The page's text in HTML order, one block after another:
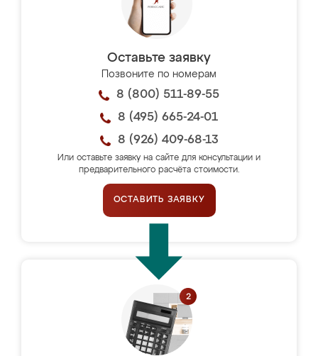
Оставьте заявку
Позвоните по номерам
8 (800) 511-89-55
8 (495) 665-24-01
8 (926) 409-68-13
Или оставьте заявку на сайте для консультации и
предварительного расчёта стоимости.
ОСТАВИТЬ ЗАЯВКУ